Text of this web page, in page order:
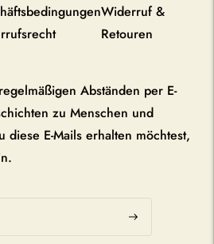
Widerruf &
Retouren
Abständen per E-
zu Menschen und
diese E-Mails erhalten möchtest,
Abonnieren